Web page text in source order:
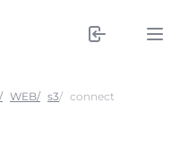
WEB s3 connect